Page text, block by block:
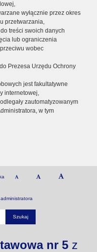
wyłącznie przez okres
przetwarzania,
treści swoich danych
lub ograniczenia
wobec
Prezesa Urzędu Ochrony
jest fakultatywne
internetowej,
zautomatyzowanym
w tym
nr 5z